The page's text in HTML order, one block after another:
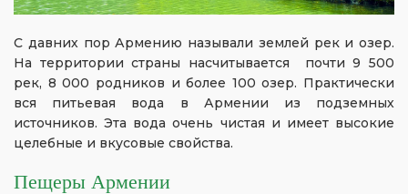
С давних пор Армению называли землей рек и озер.
На территории страны насчитывается почти 9 500
рек, 8 000 родников и более 100 озер. Практически
вся питьевая вода в Армении из подземных
источников. Эта вода очень чистая и имеет высокие
целебные и вкусовые свойства.
Пещеры Армении